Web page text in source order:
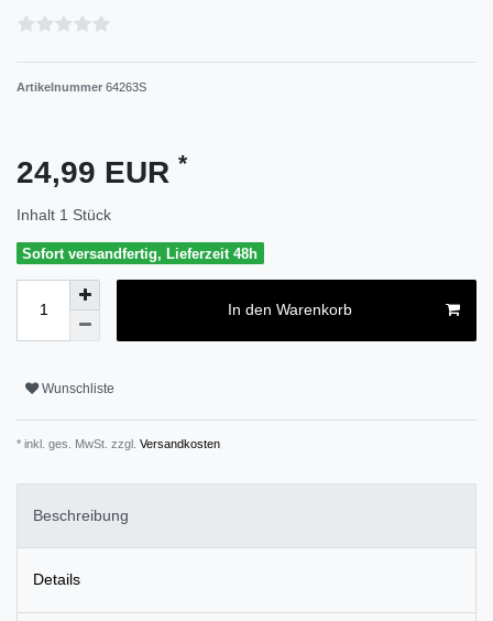
Artikelnummer 64263S
24,99 EUR *
Inhalt 1 Stück
Sofort versandfertig, Lieferzeit 48h
In den Warenkorb
Wunschliste
* inkl. ges. MwSt. zzgl. Versandkosten
Beschreibung
Details